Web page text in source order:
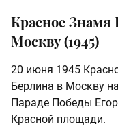
Красное Знамя
Москву (1945)
20 июня 1945
Берлина в Москву
Параде Победы
Красной площади.